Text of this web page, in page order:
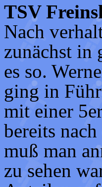
TSV
Nach
zunächst in
es so.
ging in
mit einer
bereits
muß man
zu sehen